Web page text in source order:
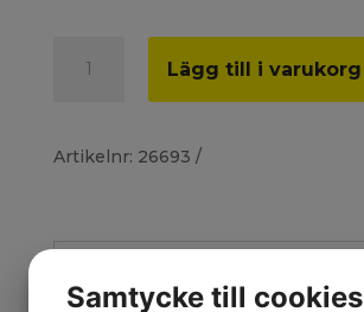
2500
kg,
Lägg till i varukorg
r
i
Artikelnr: 26693
Mer information
Samtycke till cookies